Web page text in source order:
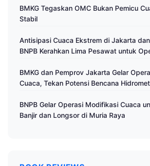
BMKG Tegaskan OMC Bukan Pemicu
Stabil
Antisipasi Cuaca Ekstrem di Jakarta
BNPB Kerahkan Lima Pesawat untuk
BMKG dan Pemprov Jakarta Gelar
Cuaca, Tekan Potensi Bencana
BNPB Gelar Operasi Modifikasi Cuaca
Banjir dan Longsor di Muria Raya